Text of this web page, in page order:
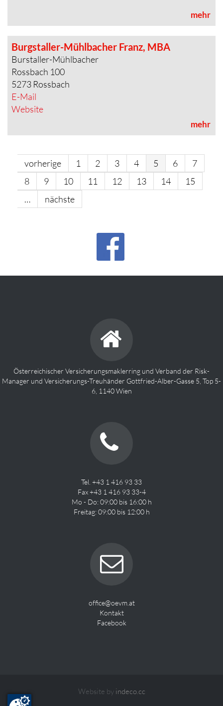
mehr
Burgstaller-Mühlbacher Franz, MBA
Burstaller-Mühlbacher
Rossbach 100
5273 Rossbach
E-Mail
Website
mehr
vorherige 1 2 3 4 5 6
7
8
9 10 11 12 13 14
15
…
nächste
Österreichischer Versicherungsmaklerring und Verband der Risk-
Manager und Versicherungs-Treuhänder Gottfried-Alber-Gasse 5, Top 5-
6, 1140 Wien
Tel. +43 1 416 93 33
Fax +43 1 416 93 33-4
Mo - Do: 09:00 bis 16:00 h
Freitag: 09:00 bis 12:00 h
office@oevm.at
Kontakt
Facebook
Website by indeco.cc